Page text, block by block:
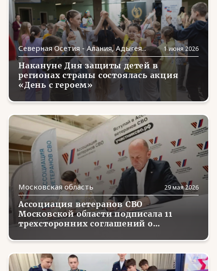
Тыва
(6)
Тюменская область(3)
Удмуртия(4)
Ульяновская область(5)
Хабаровский край (13)
Ханты-Мансийский автономный округ —
Югра
(14)
Херсонская область(6)
Челябинская область(14)
(5)
Чувашия(21)
Чукотский АО(3)
Ярославская область(2)
Северная Осетия - Алания, Адыгея... 1 июня 2026
Накануне Дня защиты детей в
регионах страны состоялась акция
«День с героем»
Московская область 29 мая 2026
Ассоциация ветеранов СВО
Московской области подписала 11
трехсторонних соглашений о